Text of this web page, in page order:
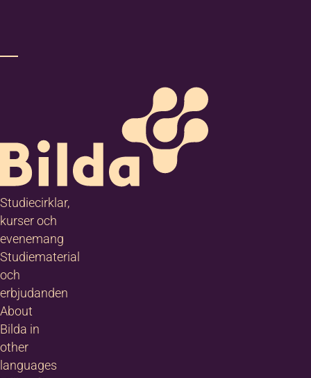
Tingshuset i
Östersund
varit en
för olika
kultur. Här
och skapas
Studiecirklar,
kurser och
evenemang
Studiematerial
och
erbjudanden
About
Bilda in
other
languages